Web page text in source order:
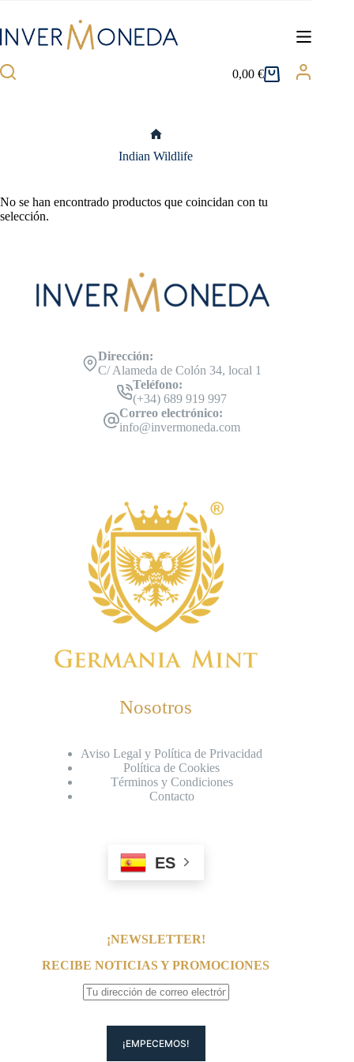
contenido
Carro
0,00€
Indian Wildlife
No se han encontrado productos que coincidan con tu
selección.
Dirección:
C/ Alameda de Colón 34, local 1
Teléfono:
(+34) 689 919 997
Correo electrónico:
info@invermoneda.com
Nosotros
Aviso Legal y Política de Privacidad
Política de Cookies
Términos y Condiciones
Contacto
ES
¡NEWSLETTER!
RECIBE NOTICIAS Y PROMOCIONES